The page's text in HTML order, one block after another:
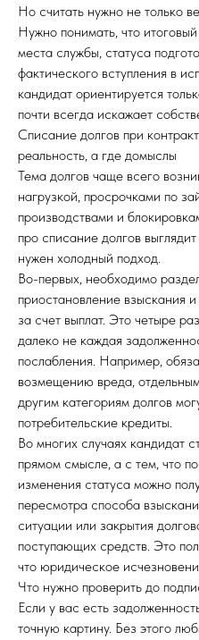
Но считать нужно не только
Нужно понимать, что
места службы, статуса
фактического вступления в
кандидат ориентируется
почти всегда искажает
Списание долгов при
реальность, а где домыслы
Тема долгов чаще всего
нагрузкой, просрочками по
производствами и
про списание долгов
нужен холодный подход.
Во-первых, необходимо
приостановление взыскания
за счет выплат. Это четыре
далеко не каждая
послабления. Например,
возмещению вреда,
другим категориям долгов
потребительские кредиты.
Во многих случаях кандидат
прямом смысле, а с тем, что
изменения статуса можно
пересмотра способа
ситуации или закрытия
поступающих средств. Это
что юридическое
Что нужно проверить до
Если у вас есть
точную картину. Без этого